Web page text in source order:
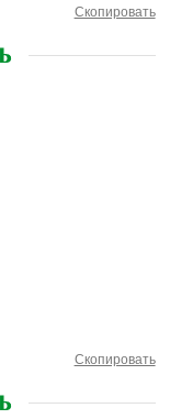
Скопировать
Скопировать